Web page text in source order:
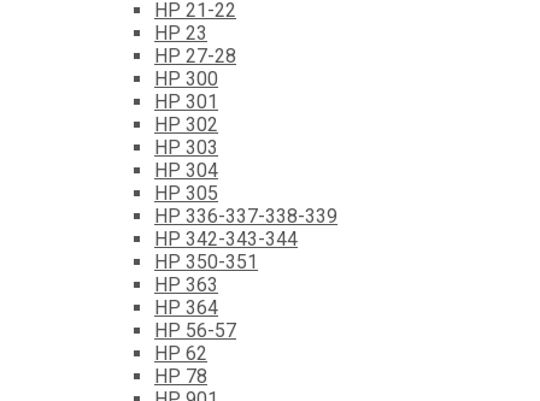
HP 21-22
HP 23
HP 27-28
HP 300
HP 301
HP 302
HP 303
HP 304
HP 305
HP 336-337-338-339
HP 342-343-344
HP 350-351
HP 363
HP 364
HP 56-57
HP 62
HP 78